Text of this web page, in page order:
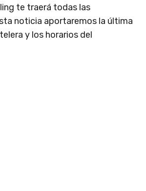
te traerá todas las
noticia aportaremos la última
y los horarios del